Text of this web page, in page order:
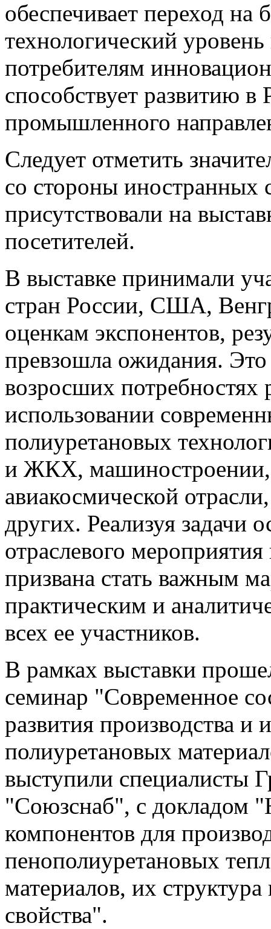
обеспечивает переход на
технологический
потребителям
способствует развитию в
промышленного
Следует отметить
со стороны иностранных
присутствовали на
посетителей.
В выставке принимали
стран России, США,
оценкам экспонентов,
превзошла ожидания. Это
возросших потребностях
использовании
полиуретановых
и ЖКХ, машиностроении,
авиакосмической
других. Реализуя задачи
отраслевого
призвана стать важным
практическим и
всех ее участников.
В рамках выставки
семинар "Современное
развития производства и
полиуретановых
выступили специалисты
"Союзснаб", с докладом
компонентов для
пенополиуретановых
материалов, их
свойства".